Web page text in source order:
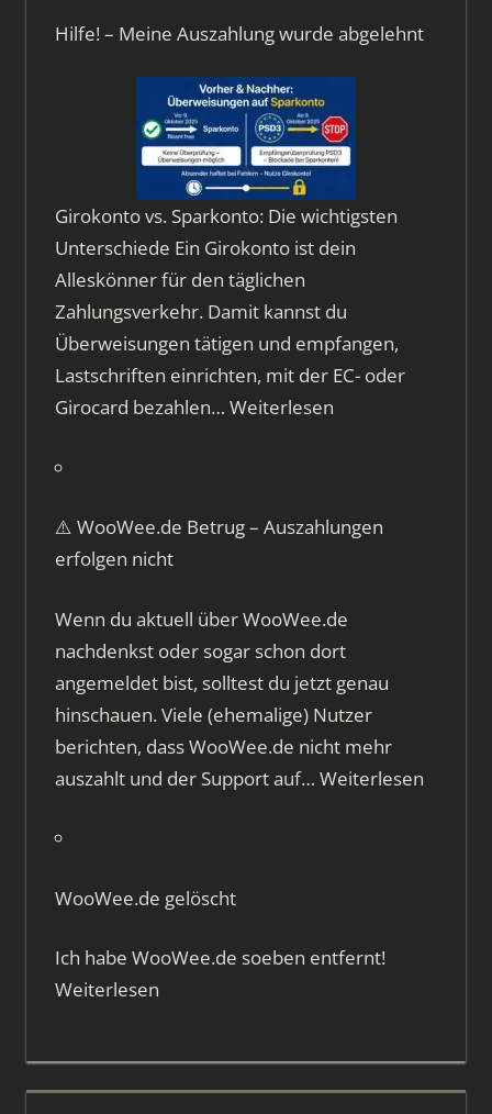
Hilfe! – Meine Auszahlung wurde abgelehnt
Girokonto vs. Sparkonto: Die wichtigsten
Unterschiede Ein Girokonto ist dein
Alleskönner für den täglichen
Zahlungsverkehr. Damit kannst du
Überweisungen tätigen und empfangen,
Lastschriften einrichten, mit der EC- oder
Girocard bezahlen… Weiterlesen
⚠️ WooWee.de Betrug – Auszahlungen
erfolgen nicht
Wenn du aktuell über WooWee.de
nachdenkst oder sogar schon dort
angemeldet bist, solltest du jetzt genau
hinschauen. Viele (ehemalige) Nutzer
berichten, dass WooWee.de nicht mehr
auszahlt und der Support auf… Weiterlesen
WooWee.de gelöscht
Ich habe WooWee.de soeben entfernt!
Weiterlesen